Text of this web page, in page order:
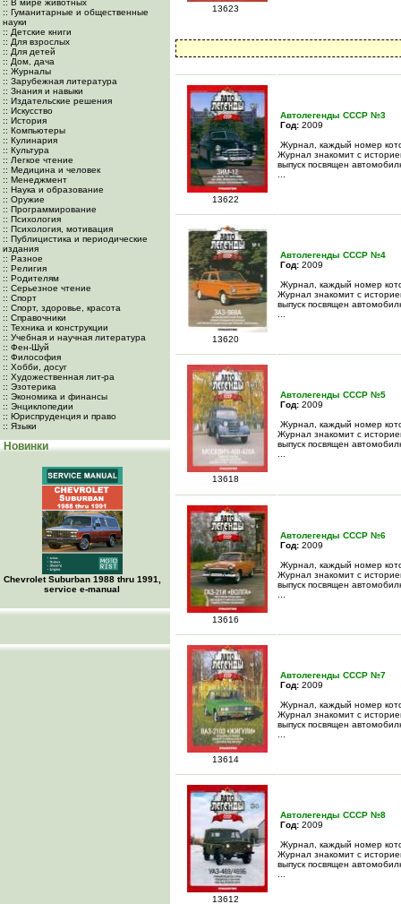
:: В мире животных
:: Гуманитарные и общественные
науки
:: Детские книги
:: Для взрослых
:: Для детей
:: Дом, дача
:: Журналы
:: Зарубежная литература
:: Знания и навыки
:: Издательские решения
:: Искусство
:: История
:: Компьютеры
:: Кулинария
:: Культура
:: Легкое чтение
:: Медицина и человек
:: Менеджмент
:: Наука и образование
:: Оружие
:: Программирование
:: Психология
:: Психология, мотивация
:: Публицистика и периодические
издания
:: Разное
:: Религия
:: Родителям
:: Серьезное чтение
:: Спорт
:: Спорт, здоровье, красота
:: Справочники
:: Техника и конструкции
:: Учебная и научная литература
:: Фен-Шуй
:: Философия
:: Хобби, досуг
:: Художественная лит-ра
:: Эзотерика
:: Экономика и финансы
:: Энциклопедии
:: Юриспруденция и право
:: Языки
Новинки
Chevrolet Suburban 1988 thru 1991,
service e-manual
13623
13622
Автолегенды СССР №3
Год: 2009
Журнал, каждый номер
Журнал знакомит с
выпуск посвящен
13620
Автолегенды СССР №4
Год: 2009
Журнал, каждый номер
Журнал знакомит с
выпуск посвящен
13618
Автолегенды СССР №5
Год: 2009
Журнал, каждый номер
Журнал знакомит с
выпуск посвящен
13616
Автолегенды СССР №6
Год: 2009
Журнал, каждый номер
Журнал знакомит с
выпуск посвящен
13614
Автолегенды СССР №7
Год: 2009
Журнал, каждый номер
Журнал знакомит с
выпуск посвящен
13612
Автолегенды СССР №8
Год: 2009
Журнал, каждый номер
Журнал знакомит с
выпуск посвящен